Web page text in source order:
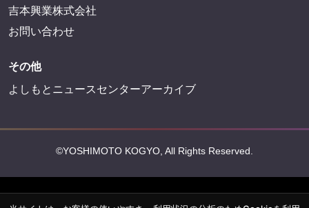
吉本興業株式会社
お問い合わせ
その他
よしもとニュースセンターアーカイブ
©YOSHIMOTO KOGYO, All Rights Reserved.